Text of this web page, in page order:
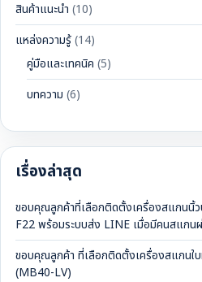
สินค้าแนะนำ (10)
แหล่งความรู้(14)
คู่มือและเทคนิค (5)
บทความ (6)
เรื่องล่าสุด
ขอบคุณลูกค้าที่เลือกติดตั้งเครื่องสแกนนิ้ว
F22 พร้อมระบบส่ง LINE เมื่อมีคนสแกน
ขอบคุณลูกค้า ที่เลือกติดตั้งเครื่องสแกนใ
(MB40-LV)